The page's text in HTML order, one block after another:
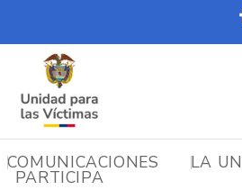
COMUNICACIONES LA
PARTICIPA